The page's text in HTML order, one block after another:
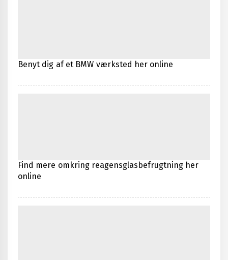
Benyt dig af et BMW værksted her online
Find mere omkring reagensglasbefrugtning her
online